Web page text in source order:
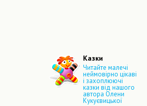
Казки
Читайте малечі
неймовірно цікаві
і захоплюючі
казки від нашого
автора Олени
Кукуєвицької